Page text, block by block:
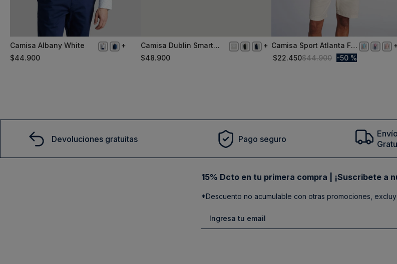
XL
Camisa Albany White
$44.900
S
Camisa Dublin Smart
Casual White
$48.900
XXL
Camisa Sport Atlanta F
Turquoise
$22.450$44.900 50 %
Devoluciones gratuitas Pago seguro
15% Dcto en tu primera compra | ¡Suscribete a
*Descuento no acumulable con otras promociones,